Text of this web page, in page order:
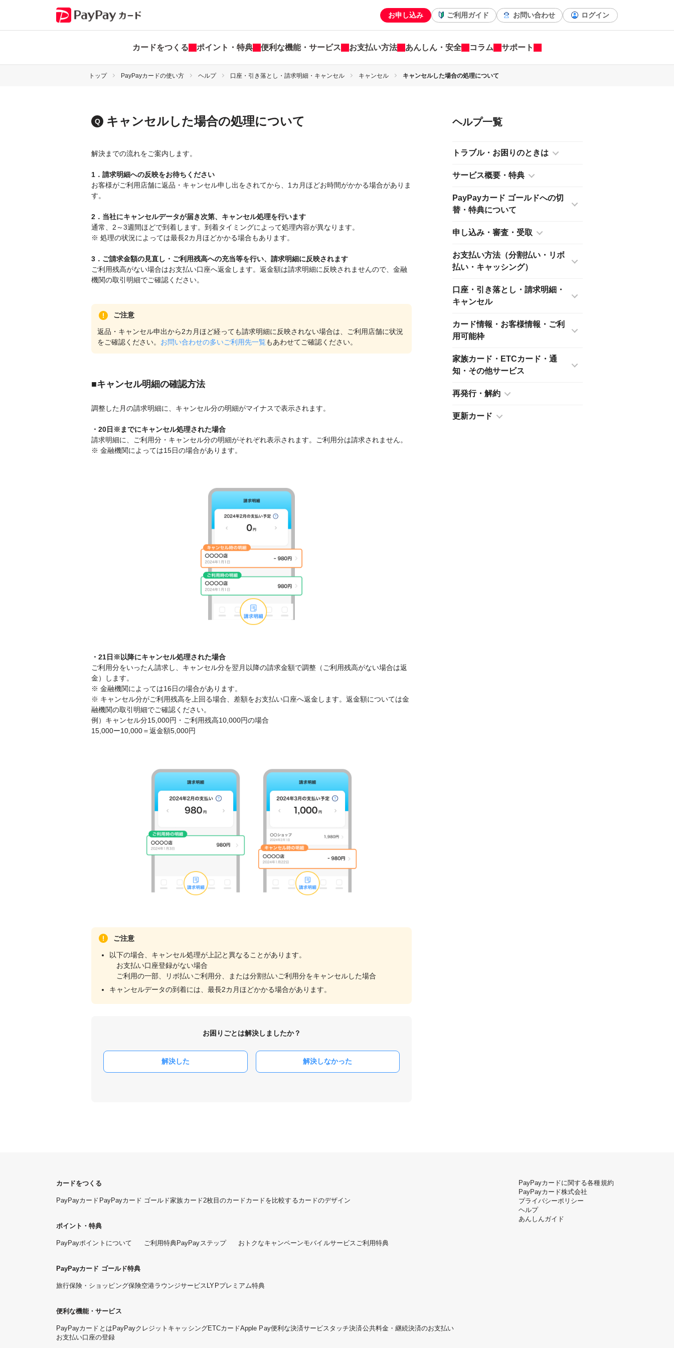
お申し込み ご利用ガイド お問い合わせ ログイン
カードをつくる ポイント・特典 便利な機能・サービス お支払い方法 あんしん・安全 コラム サポート
トップ PayPayカードの使い方 ヘルプ 口座・引き落とし・請求明細・キャンセル キャンセル キャンセルした場合の処理について
キャンセルした場合の処理について
解決までの流れをご案内します。
1．請求明細への反映をお待ちください
お客様がご利用店舗に返品・キャンセル申し出をされてから、1カ月ほどお時間がかかる場合がありま
す。
2．当社にキャンセルデータが届き次第、キャンセル処理を行います
通常、2～3週間ほどで到着します。到着タイミングによって処理内容が異なります。
※ 処理の状況によっては最長2カ月ほどかかる場合もあります。
3．ご請求金額の見直し・ご利用残高への充当等を行い、請求明細に反映されます
ご利用残高がない場合はお支払い口座へ返金します。返金額は請求明細に反映されませんので、金融
機関の取引明細でご確認ください。
ご注意
返品・キャンセル申出から2カ月ほど経っても請求明細に反映されない場合は、ご利用店舗に状況
をご確認ください。 お問い合わせの多いご利用先一覧もあわせてご確認ください。
■キャンセル明細の確認方法
調整した月の請求明細に、キャンセル分の明細がマイナスで表示されます。
・20日※までにキャンセル処理された場合
請求明細に、ご利用分・キャンセル分の明細がそれぞれ表示されます。ご利用分は請求されません。
※ 金融機関によっては15日の場合があります。
・21日※以降にキャンセル処理された場合
ご利用分をいったん請求し、キャンセル分を翌月以降の請求金額で調整（ご利用残高がない場合は返
金）します。
※ 金融機関によっては16日の場合があります。
※ キャンセル分がご利用残高を上回る場合、差額をお支払い口座へ返金します。返金額については金
融機関の取引明細でご確認ください。
例）キャンセル分15,000円・ご利用残高10,000円の場合
15,000ー10,000＝返金額5,000円
ご注意
以下の場合、キャンセル処理が上記と異なることがあります。
お支払い口座登録がない場合
ご利用の一部、リボ払いご利用分、または分割払いご利用分をキャンセルした場合
キャンセルデータの到着には、最長2カ月ほどかかる場合があります。
お困りごとは解決しましたか？
解決した 解決しなかった
ヘルプ
トラブル・お困りのときは
サービス概要・特典
PayPayカード ゴールドへの切
替・特典について
申し込み・審査・受取
お支払い方法（分割払い・リボ
払い・キャッシング）
口座・引き落とし・請求明細・
キャンセル
カード情報・お客様情報・ご利
用可能枠
家族カード・ETCカード・通
知・その他サービス
再発行・解約
更新カード
カードをつくる
PayPayカード PayPayカード ゴールド家族カード2枚目のカードカードを比較するカードのデザイン
ポイント・特典
PayPayポイントについて ご利用特典PayPayステップ おトクなキャンペーンモバイルサービスご利用特典
PayPayカード ゴールド特典
旅行保険・ショッピング保険空港ラウンジサービス LYPプレミアム特典
便利な機能・サービス
PayPayカードとは PayPayクレジット キャッシングETCカードApple Pay便利な決済サービス タッチ決済公共料金・継続決済のお支払い
お支払い口座の登録
PayPayカードに関する各種規約
PayPayカード株式会社
プライバシーポリシー
ヘルプ
あんしんガイド